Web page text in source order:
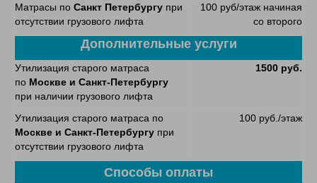
Матрасы по Санкт Петербургу при
отсутствии грузового лифта
100 руб/этаж начиная
со второго
Дополнительные услуги
Утилизация старого матраса
по Москве и Санкт-Петербургу
при наличии грузового лифта
1500 руб.
Утилизация старого матраса по
Москве и Санкт-Петербургу при
отсутствии грузового лифта
100 руб./этаж
Способы оплаты